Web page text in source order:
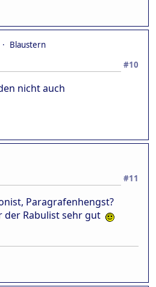
Blaustern
#10
nicht auch
#11
Paragrafenhengst?
der Rabulist sehr gut